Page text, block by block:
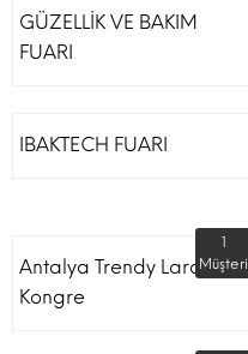
GÜZELLİK VE BAKIM
FUARI
IBAKTECH FUARI
Antalya Trendy Lara Otel
Kongre
1
Müşteri